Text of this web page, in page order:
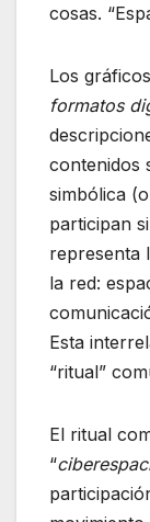
cosas.
Los
formatos
contenidos
simbólica
participan
representa
la red:
Esta
“ritual”
El ritual
“